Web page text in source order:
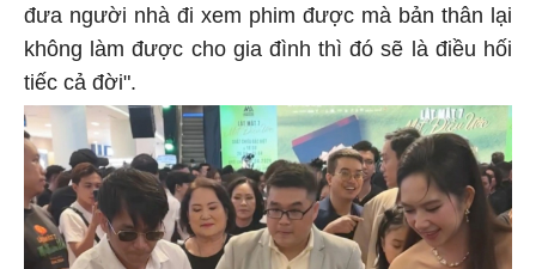
đưa người nhà đi xem phim được mà bản thân lại
không làm được cho gia đình thì đó sẽ là điều hối
tiếc cả đời".